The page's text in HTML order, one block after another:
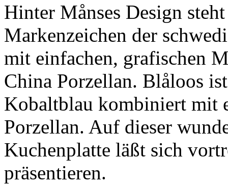
Hinter Månses Design
Markenzeichen der
mit einfachen, grafischen
China Porzellan. Blåloos
Kobaltblau kombiniert mit
Porzellan. Auf dieser
Kuchenplatte läßt sich
präsentieren.